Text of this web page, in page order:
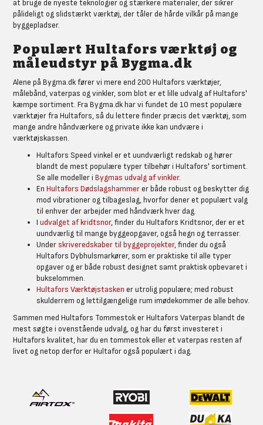
at bruge de nyeste teknologier og stærkere materialer, der sikrer
pålideligt og slidstærkt værktøj, der tåler de hårde vilkår på mange
byggepladser.
Populært Hultafors værktøj og
måleudstyr på Bygma.dk
Alene på Bygma.dk fører vi mere end 200 Hultafors værktøjer,
målebånd, vaterpas og vinkler, som blot er et lille udvalg af Hultafors'
kæmpe sortiment. Fra Bygma.dk har vi fundet de 10 mest populære
værktøjer fra Hultafors, så du lettere finder præcis det værktøj, som
mange andre håndværkere og private ikke kan undvære i
værktøjskassen.
Hultafors Speed vinkel er et uundværligt redskab og hører
blandt de mest populære typer tilbehør i Hultafors' sortiment.
Se alle modeller i Bygmas udvalg af vinkler.
En Hultafors Dødslagshammerer både robust og beskytter dig
mod vibrationer og tilbageslag, hvorfor dener et populært valg
til enhver der arbejder med håndværk hver dag.
I udvalget af kridtsnor, finder du Hultafors Kridtsnor, der er et
uundværlig til mange byggeopgaver, også hegn og terrasser.
Under skriveredskaber til byggeprojekter, finder du også
Hultafors Dybhulsmarkører, som er praktiske til alle typer
opgaver og er både robust designet samt praktisk opbevaret i
bukselommen.
Hultafors Værktøjstasken er utrolig populære; med robust
skulderrem og lettilgængelige rum imødekommer de alle behov.
Sammen med Hultafors Tommestok er Hultafors Vaterpas blandt de
mest søgte i ovenstående udvalg, og har du først investeret i
Hultafors kvalitet, har du en tommestok eller et vaterpas resten af
livet og netop derfor er Hultafor også populært i dag.